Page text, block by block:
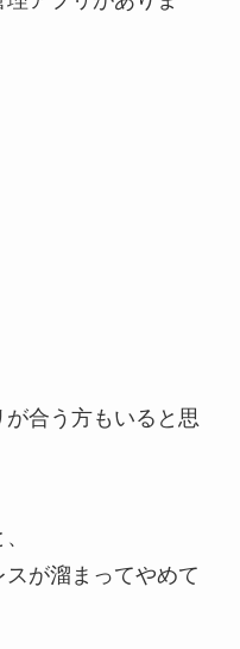
合う方もいると思
が溜まってやめて